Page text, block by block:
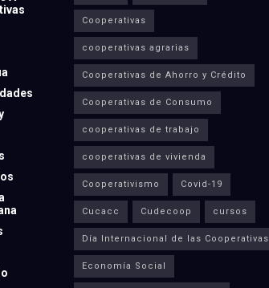
Cooperativas
cooperativas agrarias
Cooperativas de Ahorro y Crédito
Cooperativas de Consumo
cooperativas de trabajo
cooperativas de vivienda
Cooperativismo Covid-19
Cucacc Cudecoop cursos
Día Internacional de las Cooperativas
Economía Social